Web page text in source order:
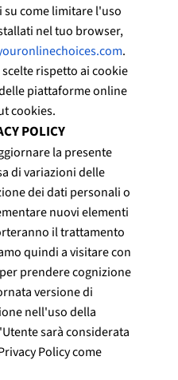
come limitare l'uso
nel tuo browser,
.
rispetto ai cookie
piattaforme online
cookies.
POLICY
la presente
di variazioni delle
dei dati personali o
nuovi elementi
il trattamento
quindi a visitare con
prendere cognizione
versione di
nell'uso della
sarà considerata
Policy come